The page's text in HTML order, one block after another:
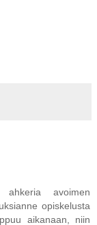
avoimen
opiskelusta
aikanaan, niin